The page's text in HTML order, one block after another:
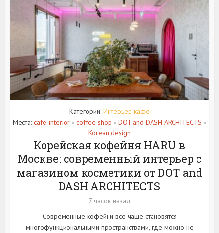
Категории: Интерьер кафе
Места: cafe-interior • coffee shop • DOT and DASH ARCHITECTS •
Korean design
Корейская кофейня HARU в
Москве: современный интерьер с
магазином косметики от DOT and
DASH ARCHITECTS
7 часов назад
Современные кофейни все чаще становятся
многофункциональными пространствами, где можно не